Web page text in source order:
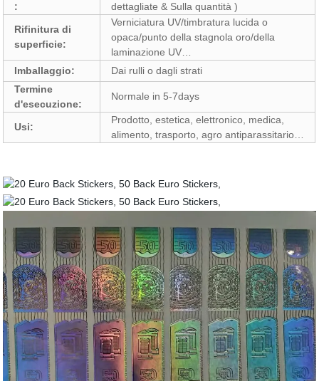
:
dettagliate & Sulla quantità )
Rifinitura di
superficie:
Verniciatura UV/timbratura lucida o
opaca/punto della stagnola oro/della
laminazione UV…
Imballaggio:
Dai rulli o dagli strati
Termine
d'esecuzione:
Normale in 5-7days
Usi:
Prodotto, estetica, elettronico, medica,
alimento, trasporto, agro antiparassitario…